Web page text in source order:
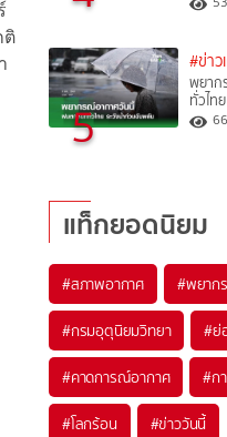
ติ
5
#ข่าว
พยาก
ทั่วไท
66
แท็กยอดนิยม
#สภาพอากาศ #พยาก
#กรมอุตุนิยมวิทยา #ย่
#คาดการณ์อากาศ #ก
#โลกร้อน #ข่าววันนี้